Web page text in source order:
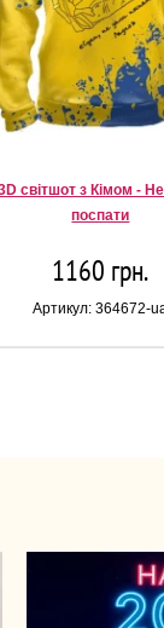
світшот з Кімом -
поспати
1160 грн.
Артикул: 364672-